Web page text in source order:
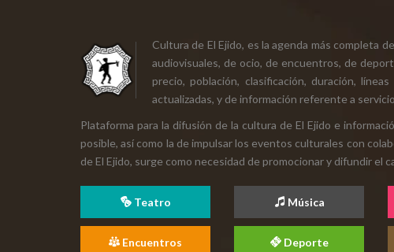
Cultura de El Ejido, es la agenda más completa
audiovisuales, de ocio, de encuentros, de
precio, población, clasificación, duración,
actualizadas, y de información referente a
Plataforma para la difusión de la cultura de El Ejido e
posible, así como la de impulsar los eventos culturales con
de El Ejido, surge como necesidad de promocionar y difundir el
Teatro Música
Encuentros Deporte